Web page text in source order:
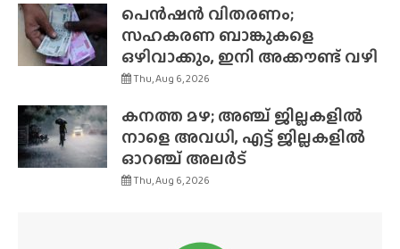
പെൻഷൻ വിതരണം;
സഹകരണ ബാങ്കുകളെ
ഒഴിവാക്കും, ഇനി അക്കൗണ്ട് വഴി
Thu, Aug 6, 2026
കനത്ത മഴ; അഞ്ച് ജില്ലകളിൽ
നാളെ അവധി, എട്ട് ജില്ലകളിൽ
ഓറഞ്ച് അലർട്
Thu, Aug 6, 2026